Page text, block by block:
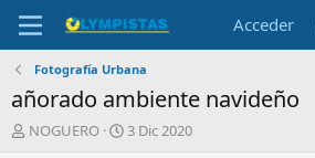
Acceder
Fotografía Urbana
añorado ambiente navideño
INOGUERO
F
3 Dic 2020